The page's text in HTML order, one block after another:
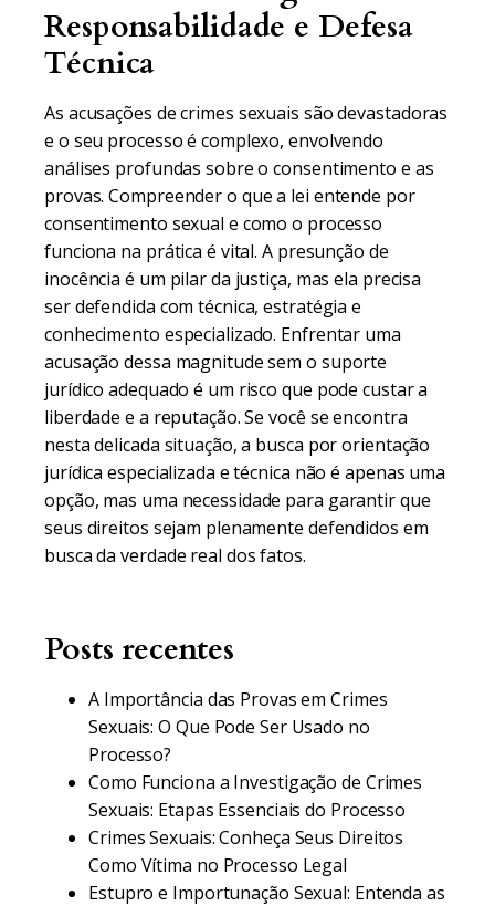
Responsabilidade e Defesa
Técnica
As acusações de crimes sexuais são devastadoras
e o seu processo é complexo, envolvendo
análises profundas sobre o consentimento e as
provas. Compreender o que a lei entende por
consentimento sexual e como o processo
funciona na prática é vital. A presunção de
inocência é um pilar da justiça, mas ela precisa
ser defendida com técnica, estratégia e
conhecimento especializado. Enfrentar uma
acusação dessa magnitude sem o suporte
jurídico adequado é um risco que pode custar a
liberdade e a reputação. Se você se encontra
nesta delicada situação, a busca por orientação
jurídica especializada e técnica não é apenas uma
opção, mas uma necessidade para garantir que
seus direitos sejam plenamente defendidos em
busca da verdade real dos fatos.
Posts recentes
A Importância das Provas em Crimes
Sexuais: O Que Pode Ser Usado no
Processo?
Como Funciona a Investigação de Crimes
Sexuais: Etapas Essenciais do Processo
Crimes Sexuais: Conheça Seus Direitos
Como Vítima no Processo Legal
Estupro e Importunação Sexual: Entenda as